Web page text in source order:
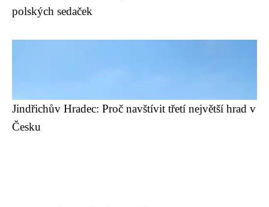
polských sedaček
Jindřichův Hradec: Proč navštívit třetí největší hrad v
Česku